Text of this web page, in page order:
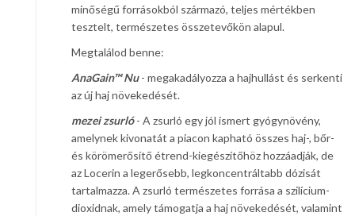
minőségű forrásokból származó, teljes mértékben
tesztelt, természetes összetevőkön alapul.
Megtalálod benne:
AnaGain™ Nu- megakadályozza a hajhullást és serkenti
az új haj növekedését.
mezei zsurló- A zsurló egy jól ismert gyógynövény,
amelynek kivonatát a piacon kapható összes haj-, bőr-
és körömerősítő étrend-kiegészítőhöz hozzáadják, de
az Locerin a legerősebb, legkoncentráltabb dózisát
tartalmazza. A zsurló természetes forrása a szilícium-
dioxidnak, amely támogatja a haj növekedését, valamint